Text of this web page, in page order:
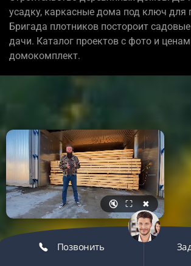
усадку, каркасные дома под ключ для
Бригада плотников постороит
дачи. Каталог проектов с фото и
домокомплект.
🔇 ⛶ ✖
Позвонить